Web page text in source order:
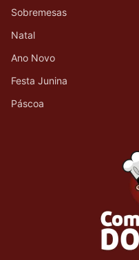
Sobremesas
Natal
Ano Novo
Festa Junina
Páscoa